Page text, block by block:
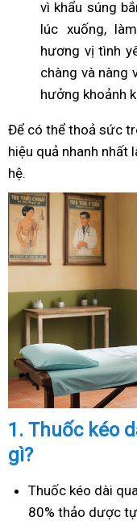
vì khẩu súng
lúc xuống,
hương vị tình
chàng và nàng
hưởng khoảnh
Để có thể thoả sức
hiệu quả nhanh nhất
hệ.
1. Thuốc kéo
gì?
Thuốc kéo dài
80% thảo dược